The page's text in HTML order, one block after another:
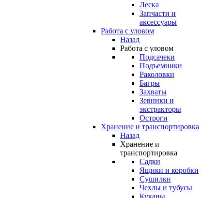
Леска
Запчасти и
аксессуары
Работа с уловом
Назад
Работа с уловом
Подсачеки
Подъемники
Раколовки
Багры
Захваты
Зевники и
экстракторы
Остроги
Хранение и транспортировка
Назад
Хранение и
транспортировка
Садки
Ящики и коробки
Сушилки
Чехлы и тубусы
Куканы